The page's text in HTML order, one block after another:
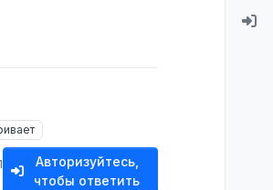
Авторизуйтесь,
чтобы ответить